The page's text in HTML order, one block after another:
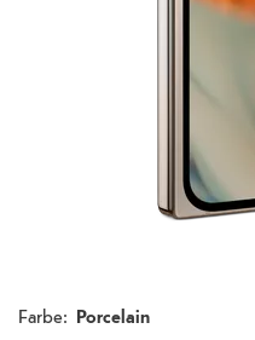
Farbe: Porcelain